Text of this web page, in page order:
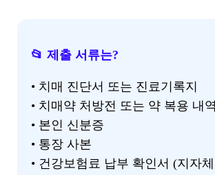
📂 제출 서류는?
• 치매 진단서 또는 진료기록지
• 치매약 처방전 또는 약 복용 내역
• 본인 신분증
• 통장 사본
• 건강보험료 납부 확인서 (지자